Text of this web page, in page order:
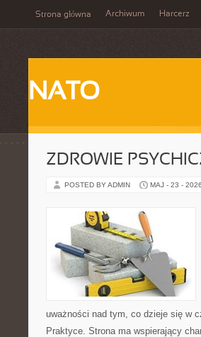
Strona główna Archiwum Harcerz
NATO
ZDROWIE
POSTED BY ADMIN MAJ - 23 - 2026
uważności nad tym, co dzieje się w
Praktyce. Strona ma wspierający